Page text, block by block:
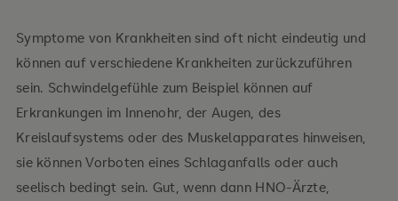
Symptome von Krankheiten sind oft nicht eindeutig und
können auf verschiedene Krankheiten zurückzuführen
sein. Schwindelgefühle zum Beispiel können auf
Erkrankungen im Innenohr, der Augen, des
Kreislaufsystems oder des Muskelapparates hinweisen,
sie können Vorboten eines Schlaganfalls oder auch
seelisch bedingt sein. Gut, wenn dann HNO-Ärzte,